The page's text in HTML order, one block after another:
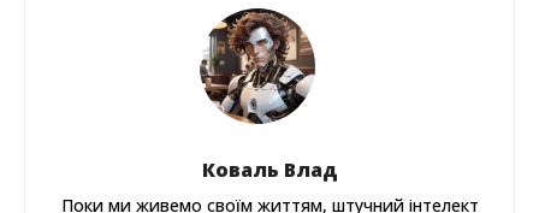
Коваль Влад
Поки ми живемо своїм життям, штучний інтелект